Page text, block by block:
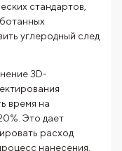
стандартов,
углеродный след
3D-
время на
Это дает
расход
нанесения.